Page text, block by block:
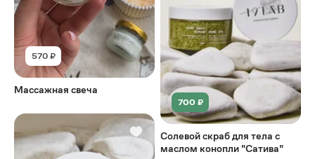
570 ₽
Массажная свеча
700 ₽
Солевой скраб для тела с
маслом конопли "Сатива"